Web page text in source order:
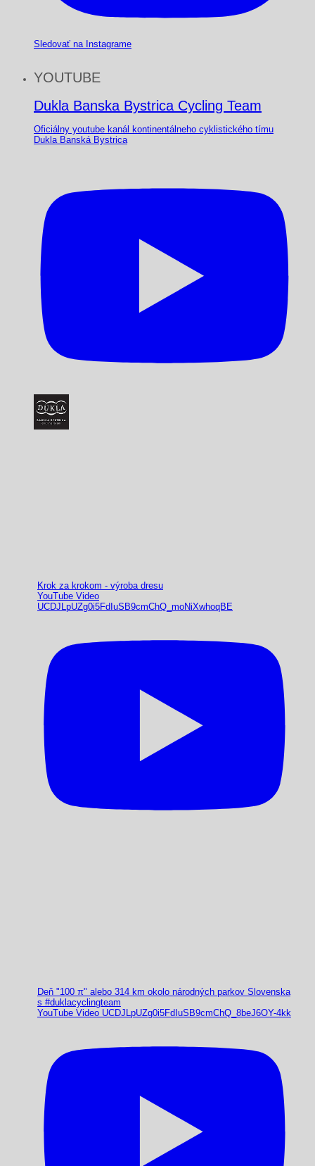
Sledovať na Instagrame
YOUTUBE
Dukla Banska Bystrica Cycling Team
Oficiálny youtube kanál kontinentálneho cyklistického tímu
Dukla Banská Bystrica
Krok za krokom - výroba dresu
YouTube Video
UCDJLpUZg0i5FdIuSB9cmChQ_moNiXwhoqBE
Deň "100 π" alebo 314 km okolo národných parkov Slovenska
s #duklacyclingteam
YouTube Video UCDJLpUZg0i5FdIuSB9cmChQ_8beJ6OY-4kk